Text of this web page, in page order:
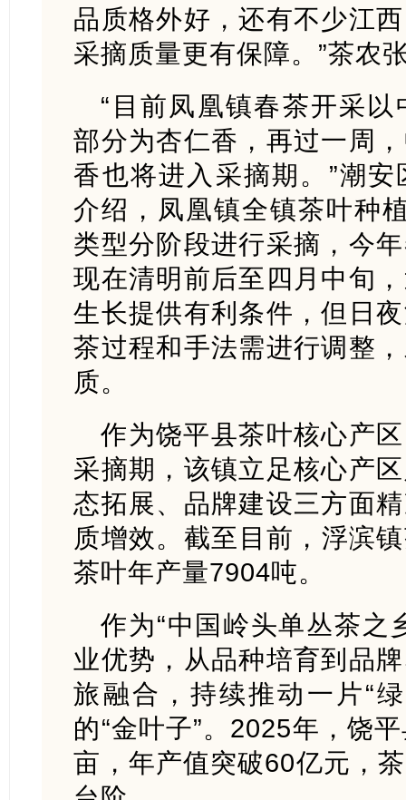
品质格外好，还有不少江
采摘质量更有保障。”茶农
“目前凤凰镇春茶开采
部分为杏仁香，再过一周
香也将进入采摘期。”潮
介绍，凤凰镇全镇茶叶种
类型分阶段进行采摘，今
现在清明前后至四月中旬
生长提供有利条件，但日
茶过程和手法需进行调整
质。
作为饶平县茶叶核心产
采摘期，该镇立足核心产
态拓展、品牌建设三方面
质增效。截至目前，浮滨
茶叶年产量7904吨。
作为“中国岭头单丛茶之
业优势，从品种培育到品
旅融合，持续推动一片“
的“金叶子”。2025年，饶
亩，年产值突破60亿元，